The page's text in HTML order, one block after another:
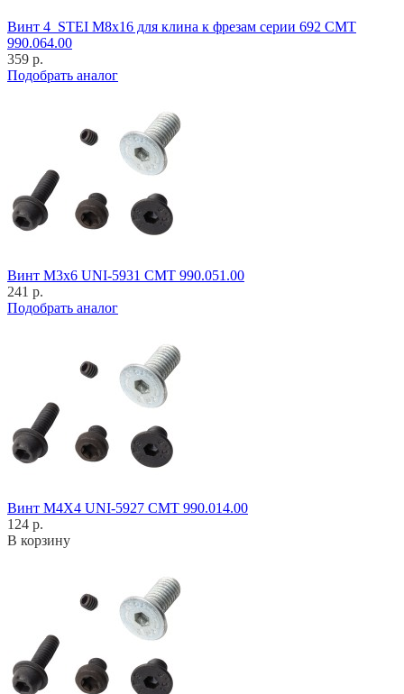
Винт 4_STEI M8x16 для клина к фрезам серии 692 CMT
990.064.00
359 р.
Подобрать аналог
Винт M3x6 UNI-5931 CMT 990.051.00
241 р.
Подобрать аналог
Винт M4X4 UNI-5927 CMT 990.014.00
124 р.
В корзину